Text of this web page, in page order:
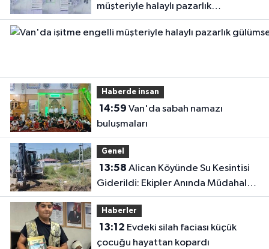
müşteriyle halaylı pazarlık
gülümsetti
Haberde insan
14:59
buluşmaları
Genel
13:58
Giderildi: Ekipler Anında Müdahale
Etti
Haberler
13:12
çocuğu hayattan kopardı